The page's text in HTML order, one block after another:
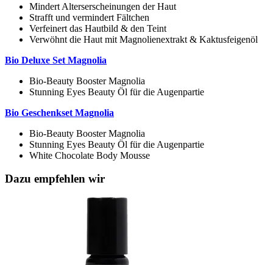
Mindert Alterserscheinungen der Haut
Strafft und vermindert Fältchen
Verfeinert das Hautbild & den Teint
Verwöhnt die Haut mit Magnolienextrakt & Kaktusfeigenöl
Bio Deluxe Set Magnolia
Bio-Beauty Booster Magnolia
Stunning Eyes Beauty Öl für die Augenpartie
Bio Geschenkset Magnolia
Bio-Beauty Booster Magnolia
Stunning Eyes Beauty Öl für die Augenpartie
White Chocolate Body Mousse
Dazu empfehlen wir